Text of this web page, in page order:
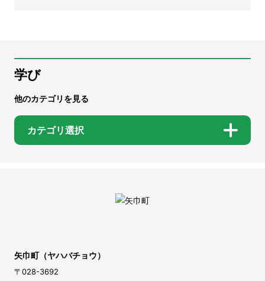
学び
他のカテゴリを見る
カテゴリ選択
矢巾町（ヤハバチョウ）
〒028-3692